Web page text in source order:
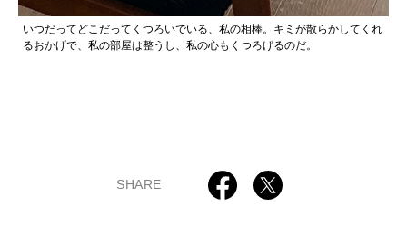
いつだってどこだってくつろいでいる、私の相棒。キミが散らかしてくれ
るおかげで、私の部屋は整うし、私の心もくつろげるのだ。
SHARE